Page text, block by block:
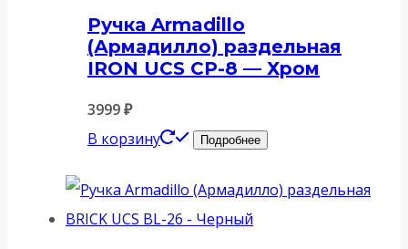
Ручка Armadillo
(Армадилло) раздельная
IRON UCS СР-8 — Хром
3999₽
В корзину
Подробнее